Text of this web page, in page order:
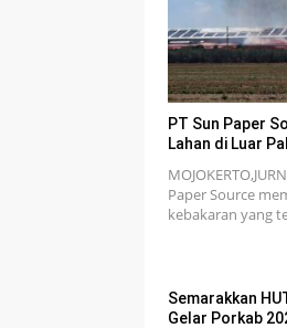
PT Sun Paper
Lahan di Luar
Paper Source
kebakaran yang
Semarakkan
Gelar Porkab